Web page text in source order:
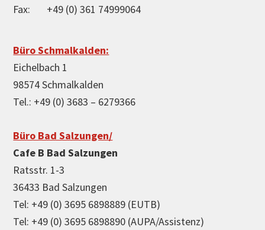
Fax: +49 (0) 361 74999064
Büro Schmalkalden:
Eichelbach 1
98574 Schmalkalden
Tel.: +49 (0) 3683 – 6279366
Büro Bad Salzungen/
Cafe B Bad Salzungen
Ratsstr. 1-3
36433 Bad Salzungen
Tel: +49 (0) 3695 6898889 (EUTB)
Tel: +49 (0) 3695 6898890 (AUPA/Assistenz)